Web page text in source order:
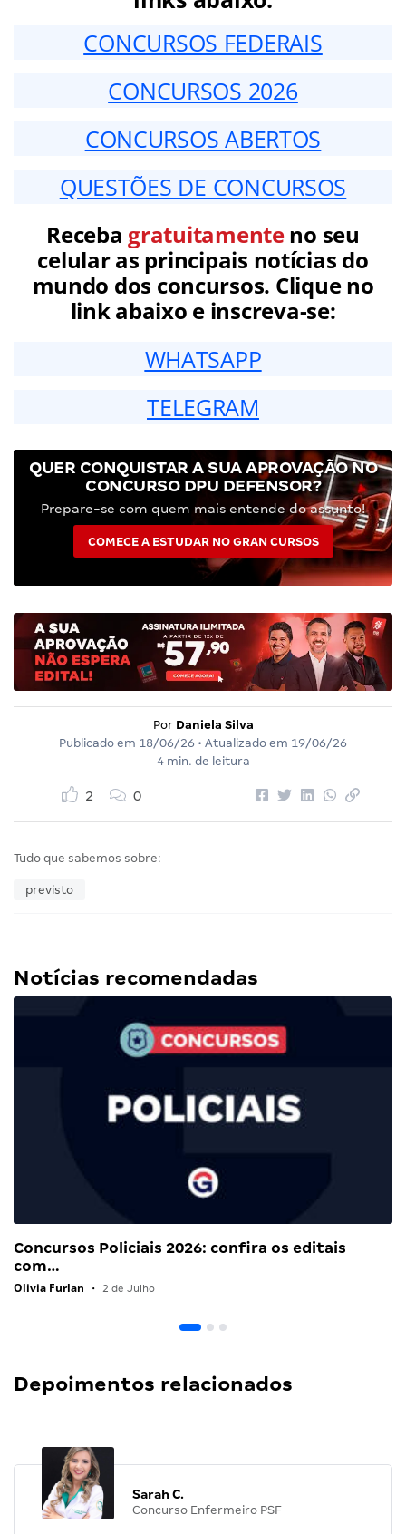
CONCURSOS FEDERAIS
CONCURSOS 2026
CONCURSOS ABERTOS
QUESTÕES DE CONCURSOS
Receba gratuitamenteno seu
celular as principais notícias do
mundo dos concursos. Clique no
link abaixo e inscreva-se:
WHATSAPP
TELEGRAM
QUER CONQUISTAR A SUA APROVAÇÃO NO
CONCURSO DPU DEFENSOR?
Prepare-se com quem mais entende do assunto!
COMECE A ESTUDAR NO GRAN CURSOS
Por Daniela Silva
Publicado em 18/06/26 • Atualizado em 19/06/26
4 min. de leitura
2 0
Tudo que sabemos sobre:
previsto
Notícias recomendadas
Concursos Policiais 2026: confira os editais
com…
Olivia Furlan • 2 de Julho
Depoimentos relacionados
Sarah C.
Concurso Enfermeiro PSF